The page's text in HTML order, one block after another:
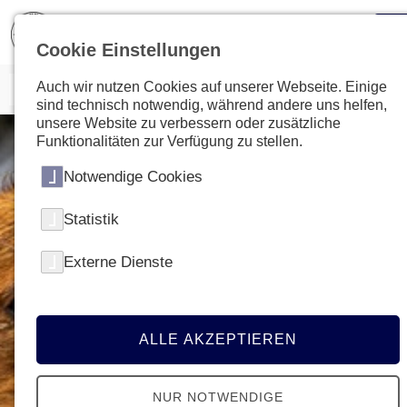
Cookie Einstellungen
Auch wir nutzen Cookies auf unserer Webseite. Einige
sind technisch notwendig, während andere uns helfen,
unsere Website zu verbessern oder zusätzliche
Funktionalitäten zur Verfügung zu stellen.
Notwendige Cookies
Statistik
Externe Dienste
ALLE AKZEPTIEREN
NUR NOTWENDIGE